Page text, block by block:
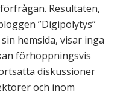
Resultaten,
”Digipölytys”
hemsida, visar inga
förhoppningsvis
diskussioner
och inom